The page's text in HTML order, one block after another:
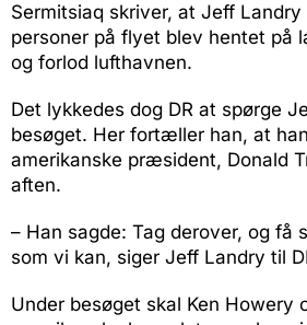
Sermitsiaq skriver, at Jeff Landry
personer på flyet blev hentet på
og forlod lufthavnen.
Det lykkedes dog DR at spørge
besøget. Her fortæller han, at
amerikanske præsident, Donald
aften.
– Han sagde: Tag derover, og få
som vi kan, siger Jeff Landry til
Under besøget skal Ken Howery